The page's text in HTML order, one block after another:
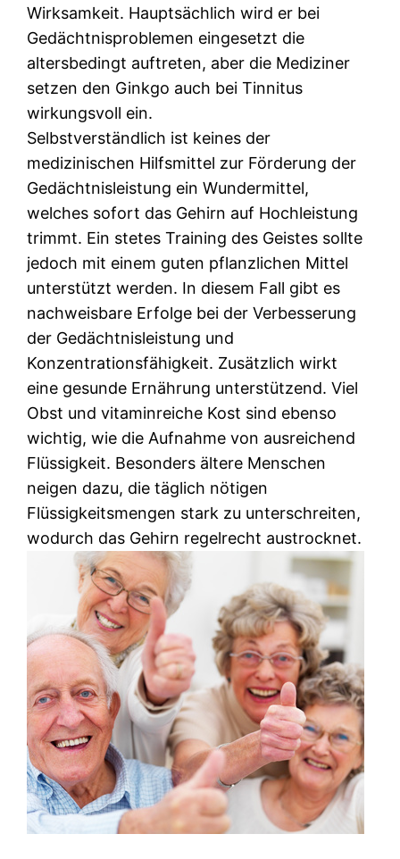
Wirksamkeit. Hauptsächlich wird er bei
Gedächtnisproblemen eingesetzt die
altersbedingt auftreten, aber die Mediziner
setzen den Ginkgo auch bei Tinnitus
wirkungsvoll ein.
Selbstverständlich ist keines der
medizinischen Hilfsmittel zur Förderung der
Gedächtnisleistung ein Wundermittel,
welches sofort das Gehirn auf Hochleistung
trimmt. Ein stetes Training des Geistes sollte
jedoch mit einem guten pflanzlichen Mittel
unterstützt werden. In diesem Fall gibt es
nachweisbare Erfolge bei der Verbesserung
der Gedächtnisleistung und
Konzentrationsfähigkeit. Zusätzlich wirkt
eine gesunde Ernährung unterstützend. Viel
Obst und vitaminreiche Kost sind ebenso
wichtig, wie die Aufnahme von ausreichend
Flüssigkeit. Besonders ältere Menschen
neigen dazu, die täglich nötigen
Flüssigkeitsmengen stark zu unterschreiten,
wodurch das Gehirn regelrecht austrocknet.